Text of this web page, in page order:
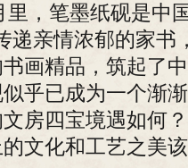
，笔墨纸砚是中
递亲情浓郁的家书
画精品，筑起了
乎已成为一个渐
房四宝境遇如何
文化和工艺之美